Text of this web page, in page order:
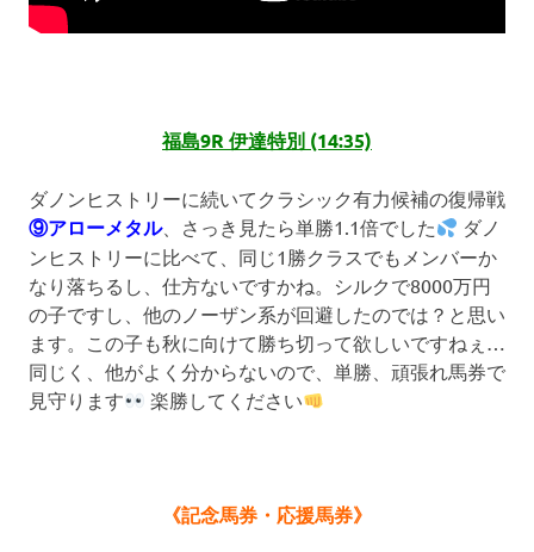
福島9R 伊達特別 (14:35)
ダノンヒストリーに続いてクラシック有力候補の復帰戦
⑨アローメタル、さっき見たら単勝1.1倍でした
ダノ
ンヒストリーに比べて、同じ1勝クラスでもメンバーか
なり落ちるし、仕方ないですかね。シルクで8000万円
の子ですし、他のノーザン系が回避したのでは？と思い
ます。この子も秋に向けて勝ち切って欲しいですねぇ…
同じく、他がよく分からないので、単勝、頑張れ馬券で
見守ります
楽勝してください
《記念馬券・応援馬券》